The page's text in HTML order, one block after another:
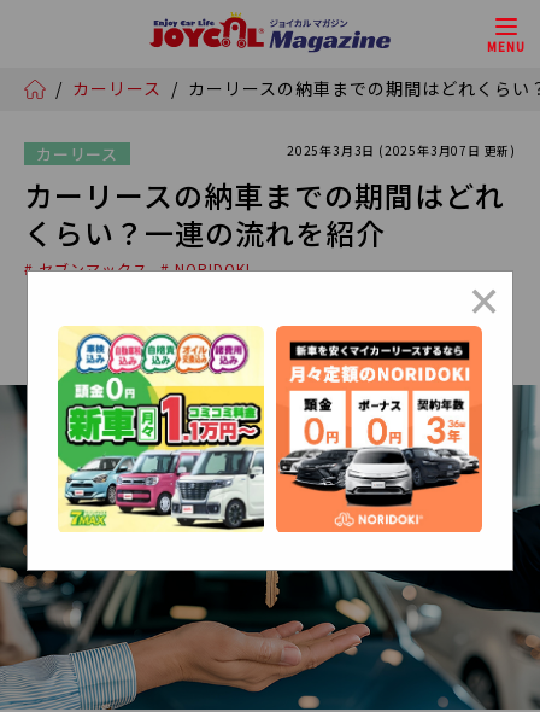
MENU
/ カーリース / カーリースの納車までの期間はどれくらい
カーリース 2025年3月3日 (2025年3月07日 更新)
カーリースの納車までの期間はどれ
くらい？一連の流れを紹介
# セブンマックス # NORIDOKI
×